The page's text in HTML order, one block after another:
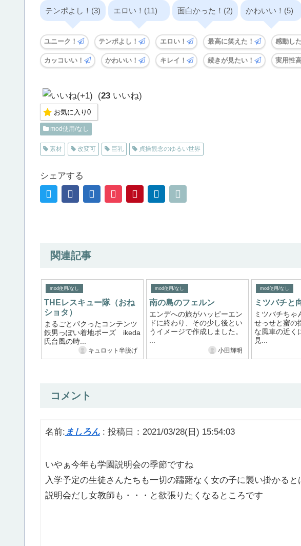
テンポよし！(3) エロい！(11) 面白かった！(2) かわいい！(5)
ユニーク！ テンポよし！ エロい！ 最高に笑えた！ 感動し
カッコいい！ かわいい！ キレイ！ 続きが見たい！ 実用性
(23いいね)
お気に入り0
mod使用/なし
素材 改変可 巨乳 貞操観念のゆるい世界
シェアする
関連記事
mod使用/なし
THEレスキュー隊（おね
ショタ）
まるごとパクったコンテンツ
鉄男っぽい着地ポーズ ikeda
氏台風の時...
キュロット半脱げ
mod使用/なし
南の島のフェルン
エンデへの旅がハッピーエン
ドに終わり、その少し後とい
うイメージで作成しました。
小田輝明
mod使用/なし
ミツバチと
ミツバチちゃ
せっせと蜜の
な風車の近く
見...
コメント
名前: ましろん: 投稿日：2021/03/28(日) 15:54:03
いやぁ今年も学園説明会の季節ですね
入学予定の生徒さんたちも一切の躊躇なく女の子に襲い掛かると
説明会だし女教師も・・・と欲張りたくなるところです